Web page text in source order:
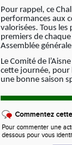
Pour rappel, ce
performances aux
valorisées. Tous
premiers de
Assemblée
Le Comité de
cette journée, pour
une bonne saison
Commentez
Pour commenter une
dessous pour vous